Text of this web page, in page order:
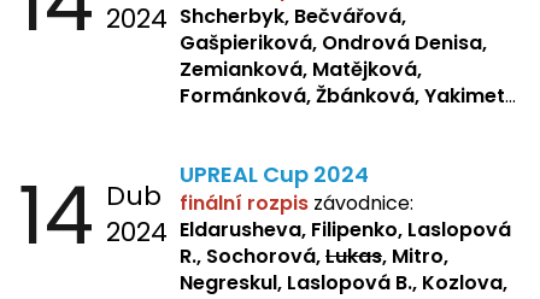
2024 Shcherbyk, Bečvářová,
Gašpieriková, Ondrová Denisa,
Zemianková, Matějková,
Formánková, Žbánková, Yakimets,
14 Dub
2024
UPREAL Cup 2024
finální rozpis závodnice:
Eldarusheva, Filipenko, Laslopová
R., Sochorová,Lukas, Mitro,
Negreskul, Laslopová B., Kozlova,